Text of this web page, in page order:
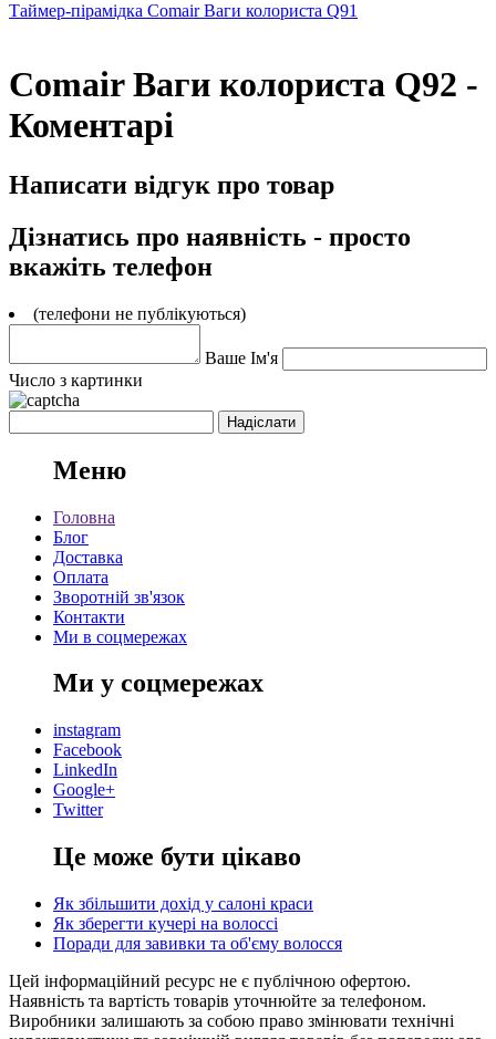
Таймер-пірамідка Comair Ваги колориста Q91
Comair Ваги колориста Q92 -
Коментарі
Написати відгук про товар
Дізнатись про наявність - просто
вкажіть телефон
(телефони не публікуються)
Ваше Ім'я
Число з картинки
Меню
Головна
Блог
Доставка
Оплата
Зворотній зв'язок
Контакти
Ми в соцмережах
Ми у соцмережах
instagram
Facebook
LinkedIn
Google+
Twitter
Це може бути цікаво
Як збільшити дохід у салоні краси
Як зберегти кучері на волоссі
Поради для завивки та об'єму волосся
Цей інформаційний ресурс не є публічною офертою.
Наявність та вартість товарів уточнюйте за телефоном.
Виробники залишають за собою право змінювати технічні